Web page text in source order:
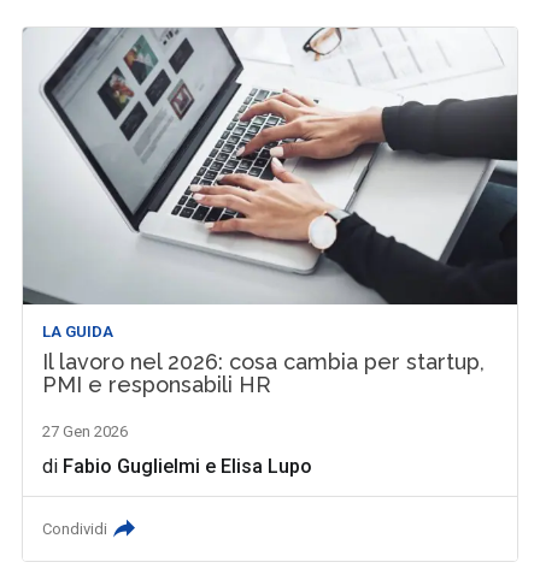
LA GUIDA
Il lavoro nel 2026: cosa cambia per startup,
PMI e responsabili HR
27 Gen 2026
di Fabio Guglielmi e Elisa Lupo
Condividi